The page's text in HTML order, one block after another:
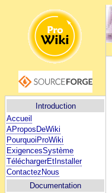
Introduction
Accueil
AProposDeWiki
PourquoiProWiki
ExigencesSystème
TéléchargerEtInstaller
ContactezNous
Documentation